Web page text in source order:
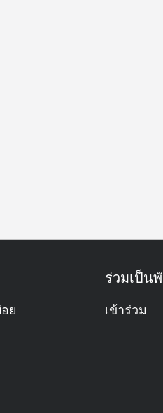
ย
ร่วมเป็น
เข้าร่วม